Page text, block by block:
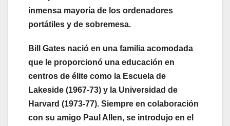
inmensa mayoría de los ordenadores
portátiles y de sobremesa.
Bill Gates nació en una familia acomodada
que le proporcionó una educación en
centros de élite como la Escuela de
Lakeside (1967-73) y la Universidad de
Harvard (1973-77). Siempre en colaboración
con su amigo Paul Allen, se introdujo en el